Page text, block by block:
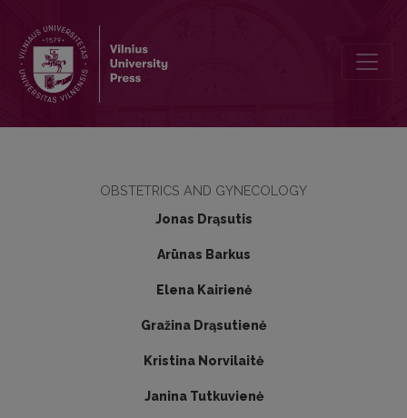
OBSTETRICS AND GYNECOLOGY
Jonas Drąsutis
Arūnas Barkus
Elena Kairienė
Gražina Drąsutienė
Kristina Norvilaitė
Janina Tutkuvienė